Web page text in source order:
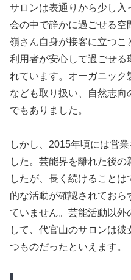
サロンは表通りから少し
会の中で静かに過ごせる
嶺さん自身が接客に立つ
利用者が安心して過ごせる
れています。オーガニッ
なども取り扱い、自然志
でもありました。
しかし、2015年頃には営
した。芸能界を離れた後
したが、長く続けること
的な活動が確認されておら
ていません。芸能活動以外
して、代官山のサロンは
つものだったといえます。